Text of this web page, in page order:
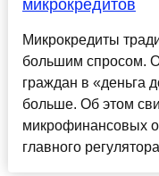
микрокредитов
Микрокредиты
большим спросом.
граждан в «деньга
больше. Об этом
микрофинансовых
главного